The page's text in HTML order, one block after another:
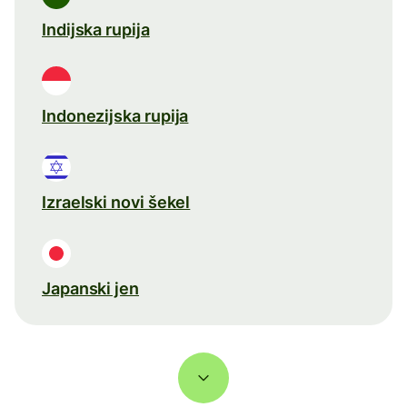
Indijska rupija
Indonezijska rupija
Izraelski novi šekel
Japanski jen